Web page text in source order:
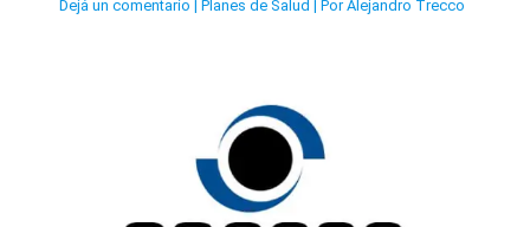
Dejá un comentario | Planes de Salud | Por Alejandro Trecco